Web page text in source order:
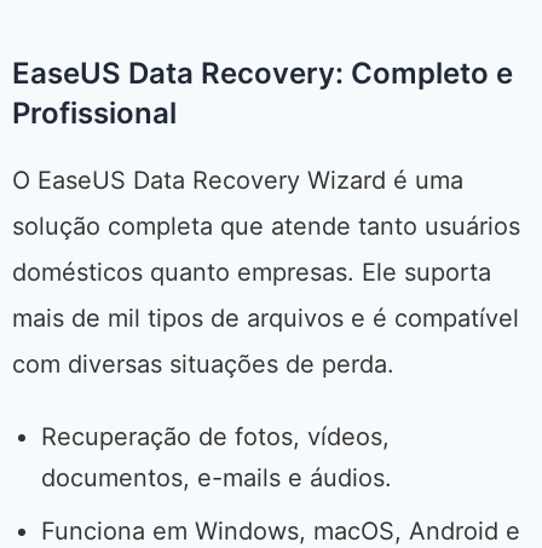
EaseUS Data Recovery: Completo e
Profissional
O EaseUS Data Recovery Wizard é uma
solução completa que atende tanto usuários
domésticos quanto empresas. Ele suporta
mais de mil tipos de arquivos e é compatível
com diversas situações de perda.
Recuperação de fotos, vídeos,
documentos, e-mails e áudios.
Funciona em Windows, macOS, Android e